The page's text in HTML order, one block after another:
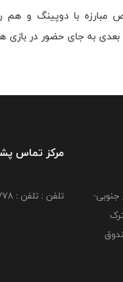
مبارزه با دوپینگ و هم
بعدی به جای حضور در
مشترک
مرکز تماس
تلفن : تلفن : 02191212778